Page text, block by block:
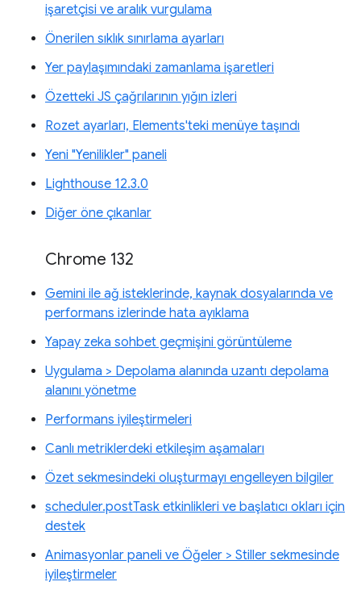
işaretçisi ve aralık vurgulama
Önerilen sıklık sınırlama ayarları
Yer paylaşımındaki zamanlama işaretleri
Özetteki JS çağrılarının yığın izleri
Rozet ayarları, Elements'teki menüye taşındı
Yeni "Yenilikler" paneli
Lighthouse 12.3.0
Diğer öne çıkanlar
Chrome 132
Gemini ile ağ isteklerinde, kaynak dosyalarında ve
performans izlerinde hata ayıklama
Yapay zeka sohbet geçmişini görüntüleme
Uygulama > Depolama alanında uzantı depolama
alanını yönetme
Performans iyileştirmeleri
Canlı metriklerdeki etkileşim aşamaları
Özet sekmesindeki oluşturmayı engelleyen bilgiler
scheduler.postTask etkinlikleri ve başlatıcı okları için
destek
Animasyonlar paneli ve Öğeler > Stiller sekmesinde
iyileştirmeler